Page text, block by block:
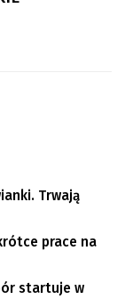
Trwają
prace na
startuje w